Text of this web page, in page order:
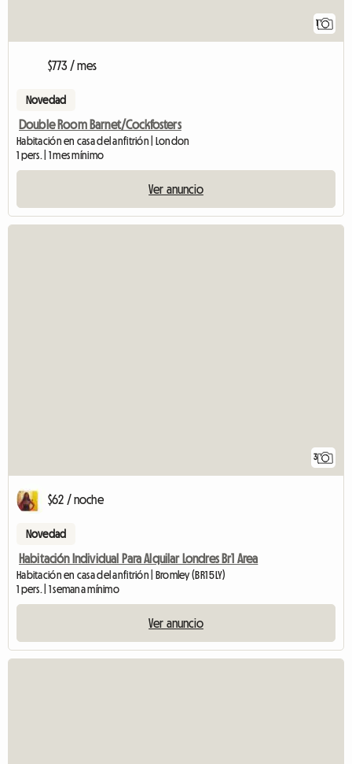
1
$773 / mes
Novedad
Double Room Barnet/Cockfosters
Habitación en casa del anfitrión | London
1 pers. | 1 mes mínimo
Ver anuncio
3
$62 / noche
Novedad
Habitación Individual Para Alquilar Londres Br1 Area
Habitación en casa del anfitrión | Bromley (BR1 5LY)
1 pers. | 1 semana mínimo
Ver anuncio